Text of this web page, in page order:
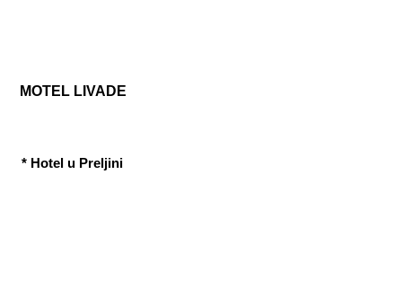
MOTEL LIVADE
* Hotel u Preljini